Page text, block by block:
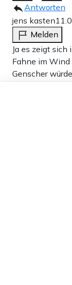
Antworten
jens kasten
Melden
Ja es zeigt
Fahne im Wind
Genscher